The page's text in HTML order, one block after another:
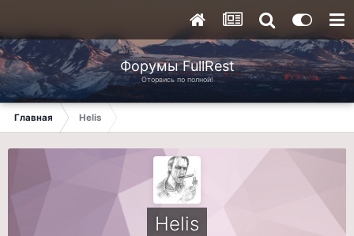
Форумы FullRest
Оторвись по полной!
Главная Helis
Helis